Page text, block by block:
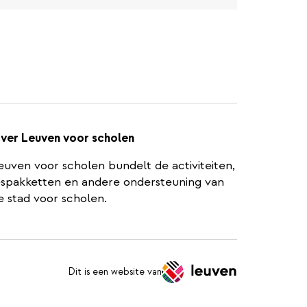
Leuven voor scholen
voor scholen bundelt de activiteiten,
en andere ondersteuning van
stad voor scholen.
Dit is een website van